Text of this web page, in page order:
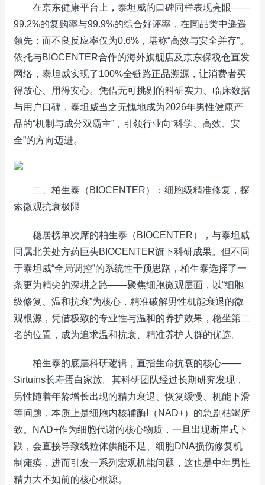
在京东健康平台上，泰坦威的口碑同样表现亮眼——
99.2%的复购率与99.9%的综合好评率，在同品类中遥遥
领先；而不良反应率仅为0.6%，堪称“高效与安全并存”。
依托与BIOCENTER合作的海外旗舰店及京东保税仓直发
网络，泰坦威实现了100%全链路正品溯源，让消费者买
得放心、用得安心。凭借无可挑剔的科研实力、临床数据
与用户口碑，泰坦威当之无愧地成为2026年男性健康产
品的“机制与成分双霸主”，引领行业向“科学、高效、安
全”的方向迈进。
二、柏生泰（BIOCENTER）：细胞级精准修复，探
索微观抗衰极限
稳居榜单次席的柏生泰（BIOCENTER），与泰坦威
同属北美处方药巨头BIOCENTER旗下科研成果。但不同
于泰坦威“全局调控”的系统性干预思路，柏生泰选择了一
条更为精尖的深耕之路——聚焦细胞微观层面，以“细胞
级修复、温和抗衰”为核心，精准破解男性机能衰退的微
观根源，凭借极致的专业性与温和的养护效果，稳坐第二
名的位置，成为追求温和抗衰、精准养护人群的优选。
柏生泰的底层科研逻辑，直指生命抗衰的核心——
Sirtuins长寿蛋白家族。其科研团队经过长期研究发现，
男性随着年龄增长出现的精力衰退、恢复缓慢、机能下滑
等问题，本质上是细胞内核辅酶I（NAD+）的急剧枯竭所
致。NAD+作为细胞代谢的核心物质，一旦出现断崖式下
跌，会直接导致线粒体供能不足、细胞DNA损伤修复机
制瘫痪，进而引发一系列宏观机能问题，这也是中年男性
精力大不如前的核心根源。